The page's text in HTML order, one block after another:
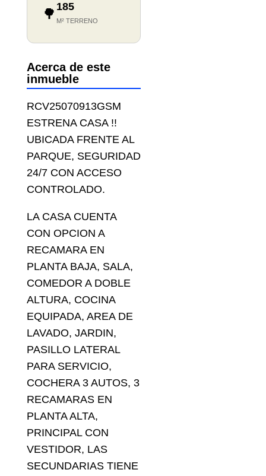
🌳 185
M² TERRENO
Acerca de este
inmueble
RCV25070913GSM
ESTRENA CASA !!
UBICADA FRENTE AL
PARQUE, SEGURIDAD
24/7 CON ACCESO
CONTROLADO.
LA CASA CUENTA
CON OPCION A
RECAMARA EN
PLANTA BAJA, SALA,
COMEDOR A DOBLE
ALTURA, COCINA
EQUIPADA, AREA DE
LAVADO, JARDIN,
PASILLO LATERAL
PARA SERVICIO,
COCHERA 3 AUTOS, 3
RECAMARAS EN
PLANTA ALTA,
PRINCIPAL CON
VESTIDOR, LAS
SECUNDARIAS TIENE